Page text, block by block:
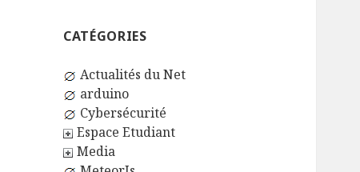
CATÉGORIES
Actualités du Net
arduino
Cybersécurité
Espace Etudiant
Media